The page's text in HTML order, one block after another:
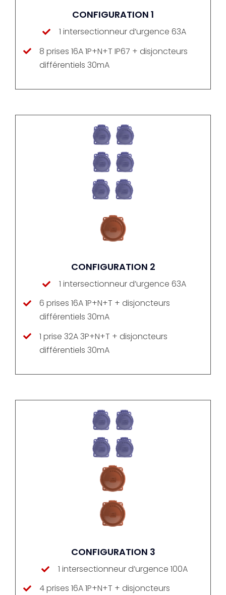
CONFIGURATION 1
1 intersectionneur d’urgence 63A
8 prises 16A 1P+N+T IP67 + disjoncteurs
différentiels 30mA
CONFIGURATION 2
1 intersectionneur d’urgence 63A
6 prises 16A 1P+N+T + disjoncteurs
différentiels 30mA
1 prise 32A 3P+N+T + disjoncteurs
différentiels 30mA
CONFIGURATION 3
1 intersectionneur d’urgence 100A
4 prises 16A 1P+N+T + disjoncteurs